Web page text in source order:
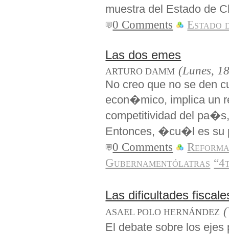
muestra del Estado de
0 Comments Estado
Las dos emes
ARTURO DAMM (Lunes,
No creo que no se den
econ�mico, implica un
competitividad del
Entonces, �cu�l es su
0 Comments
Gubernamentólatras
Las dificultades
ASAEL POLO HERNÁNDEZ
El debate sobre los